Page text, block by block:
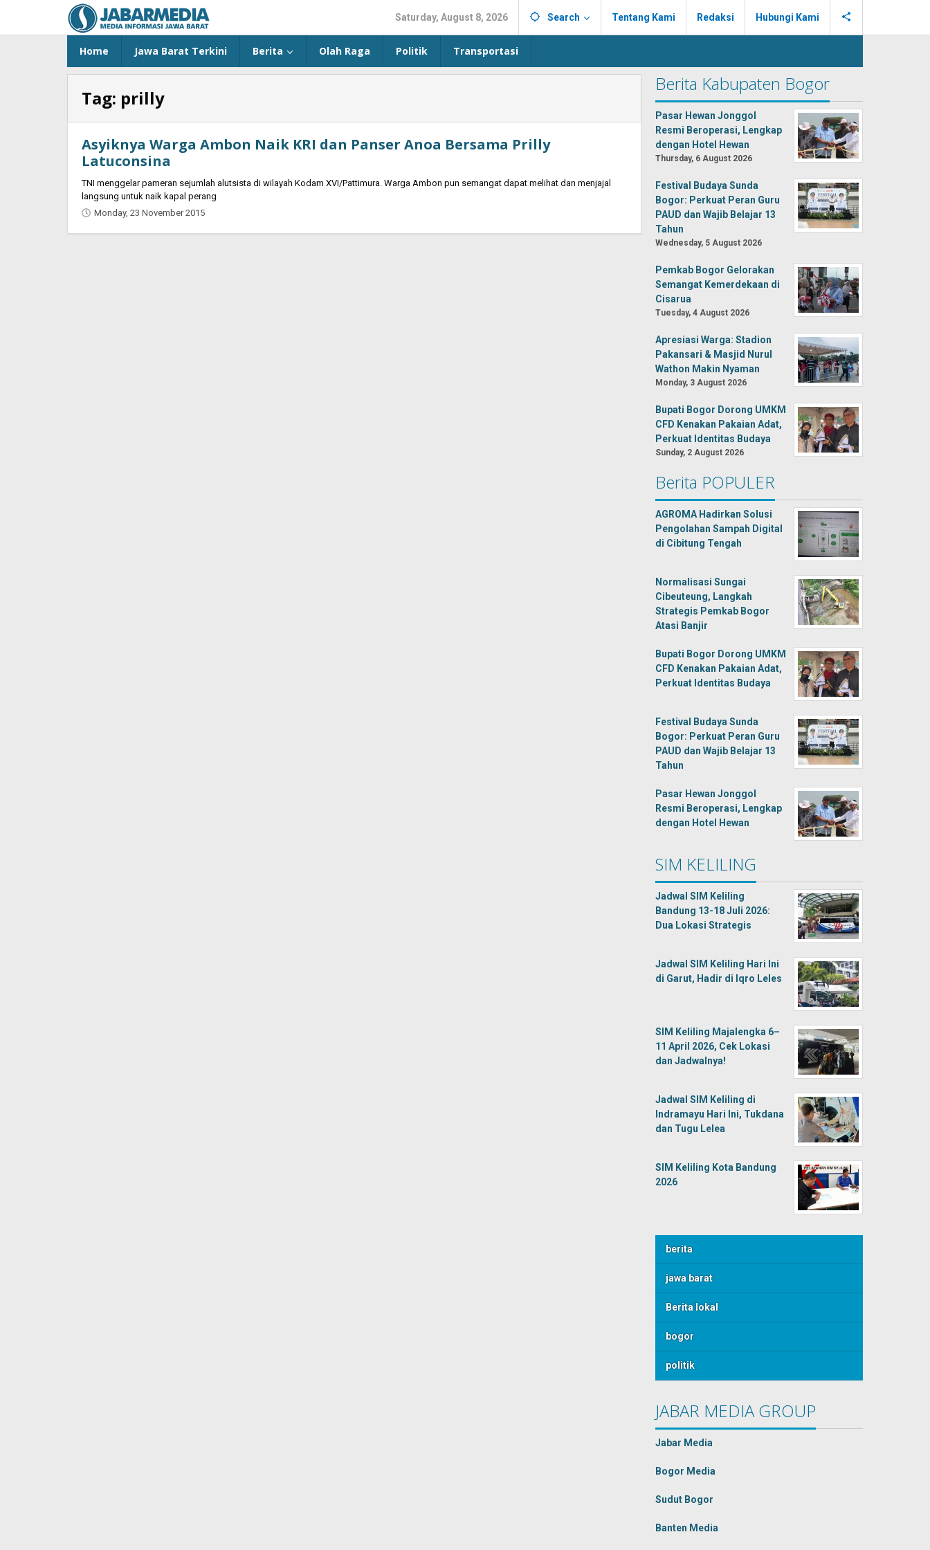
content
Saturday, August 8, 2026 Search Tentang Kami Redaksi Hubungi Kami
Home Jawa Barat Terkini Berita Olah Raga Politik Transportasi
Tag: prilly
Asyiknya Warga Ambon Naik KRI dan Panser Anoa Bersama Prilly
Latuconsina
TNI menggelar pameran sejumlah alutsista di wilayah Kodam XVI/Pattimura. Warga Ambon pun semangat dapat melihat dan menjajal
langsung untuk naik kapal perang
Monday, 23 November 2015
Berita Kabupaten Bogor
Pasar Hewan Jonggol
Resmi Beroperasi, Lengkap
dengan Hotel Hewan
Thursday, 6 August 2026
Festival Budaya Sunda
Bogor: Perkuat Peran Guru
PAUD dan Wajib Belajar 13
Tahun
Wednesday, 5 August 2026
Pemkab Bogor Gelorakan
Semangat Kemerdekaan di
Cisarua
Tuesday, 4 August 2026
Apresiasi Warga: Stadion
Pakansari & Masjid Nurul
Wathon Makin Nyaman
Monday, 3 August 2026
Bupati Bogor Dorong UMKM
CFD Kenakan Pakaian Adat,
Perkuat Identitas Budaya
Sunday, 2 August 2026
Berita POPULER
AGROMA Hadirkan Solusi
Pengolahan Sampah Digital
di Cibitung Tengah
Normalisasi Sungai
Cibeuteung, Langkah
Strategis Pemkab Bogor
Atasi Banjir
Bupati Bogor Dorong UMKM
CFD Kenakan Pakaian Adat,
Perkuat Identitas Budaya
Festival Budaya Sunda
Bogor: Perkuat Peran Guru
PAUD dan Wajib Belajar 13
Tahun
Pasar Hewan Jonggol
Resmi Beroperasi, Lengkap
dengan Hotel Hewan
SIM KELILING
Jadwal SIM Keliling
Bandung 13-18 Juli 2026:
Dua Lokasi Strategis
Jadwal SIM Keliling Hari Ini
di Garut, Hadir di Iqro Leles
SIM Keliling Majalengka 6–
11 April 2026, Cek Lokasi
dan Jadwalnya!
Jadwal SIM Keliling di
Indramayu Hari Ini, Tukdana
dan Tugu Lelea
SIM Keliling Kota Bandung
2026
berita
jawa barat
Berita lokal
bogor
politik
JABAR MEDIA GROUP
Jabar Media
Bogor Media
Sudut Bogor
Banten Media